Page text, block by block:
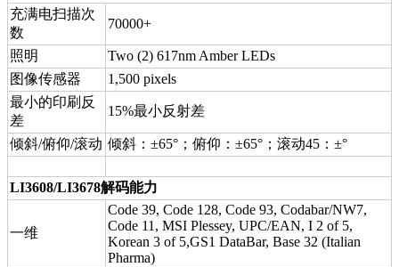
充满电扫描次
数
70000+
照明
Two (2) 617nm Amber LEDs
图像传感器
1,500 pixels
最小的印刷反
差
15%最小反射差
倾斜/俯仰/滚动 倾斜：±65°；俯仰：±65°；滚动45：±°
LI3608/LI3678解码能力
一维
Code 39, Code 128, Code 93, Codabar/NW7,
Code 11, MSI Plessey, UPC/EAN, I 2 of 5,
Korean 3 of 5,GS1 DataBar, Base 32 (Italian
Pharma)